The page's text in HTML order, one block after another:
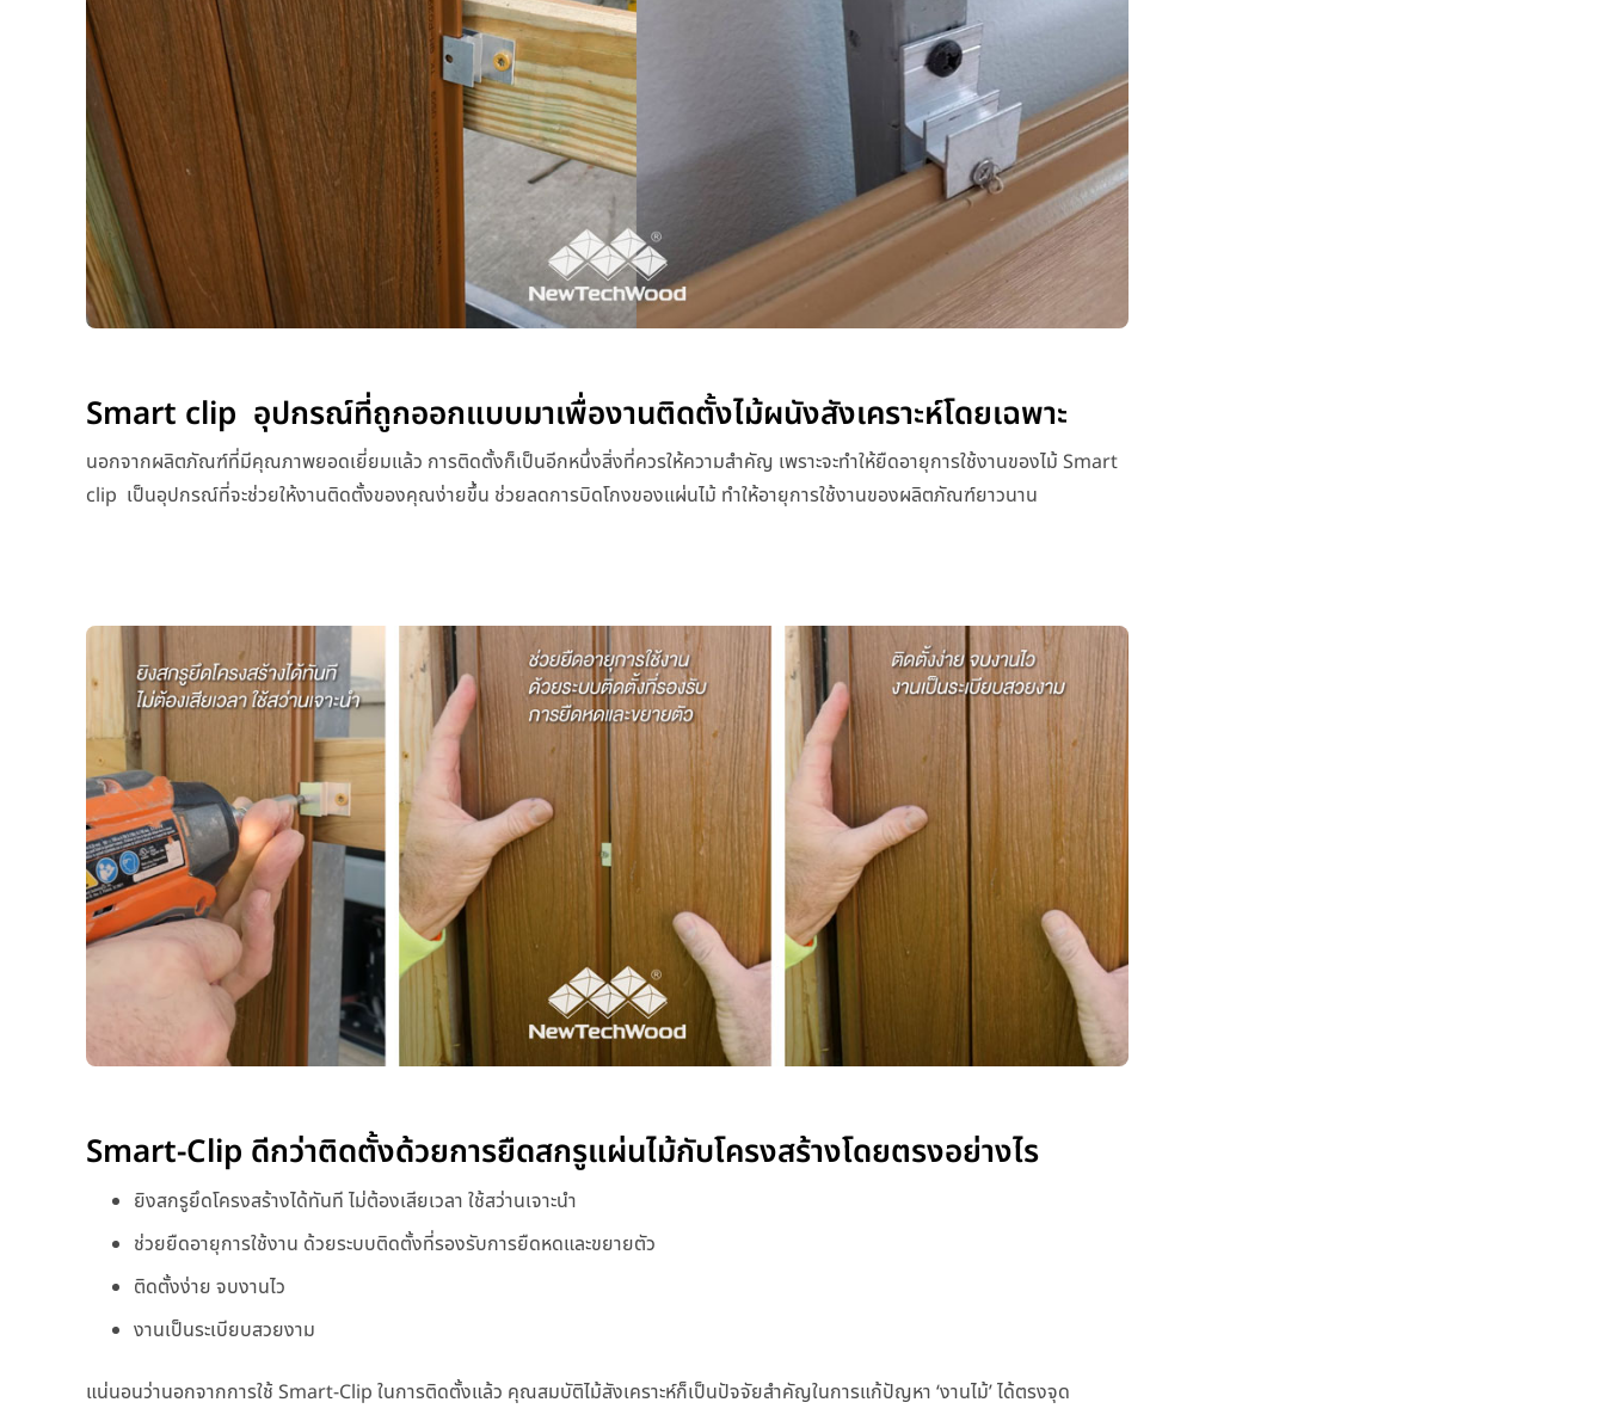
Smart clip อุปกรณ์ที่ถูกออกแบบมาเพื่องานติดตั้งไม้ผนังสังเคราะห์โดยเฉพาะ
นอกจากผลิตภัณฑ์ที่มีคุณภาพยอดเยี่ยมแล้ว การติดตั้งก็เป็นอีกหนึ่งสิ่งที่ควรให้ความสำคัญ เพราะจะทำให้ยืดอายุการใช้งานของไม้ Smart
clip เป็นอุปกรณ์ที่จะช่วยให้งานติดตั้งของคุณง่ายขึ้น ช่วยลดการบิดโกงของแผ่นไม้ ทำให้อายุการใช้งานของผลิตภัณฑ์ยาวนาน
Smart-Clip ดีกว่าติดตั้งด้วยการยืดสกรูแผ่นไม้กับโครงสร้างโดยตรงอย่างไร
ยิงสกรูยึดโครงสร้างได้ทันที ไม่ต้องเสียเวลา ใช้สว่านเจาะนำ
ช่วยยืดอายุการใช้งาน ด้วยระบบติดตั้งที่รองรับการยืดหดและขยายตัว
ติดตั้งง่าย จบงานไว
งานเป็นระเบียบสวยงาม
แน่นอนว่านอกจากการใช้ Smart-Clip ในการติดตั้งแล้ว คุณสมบัติไม้สังเคราะห์ก็เป็นปัจจัยสำคัญในการแก้ปัญหา ‘งานไม้’ ได้ตรงจุด